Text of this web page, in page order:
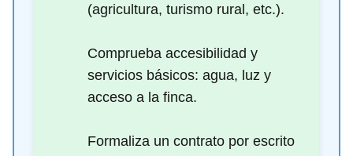
(agricultura, turismo rural, etc.).
Comprueba accesibilidad y
servicios básicos: agua, luz y
acceso a la finca.
Formaliza un contrato por escrito